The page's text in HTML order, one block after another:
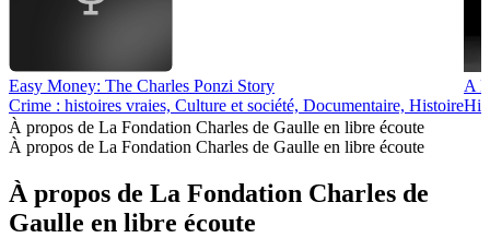
Easy Money: The Charles Ponzi Story
Crime : histoires vraies, Culture et société, Documentaire, Histoire
A
À propos de La Fondation Charles de Gaulle en libre écoute
À propos de La Fondation Charles de Gaulle en libre écoute
À propos de La Fondation Charles de
Gaulle en libre écoute